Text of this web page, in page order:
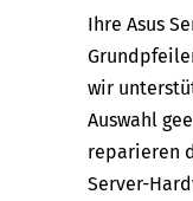
Ihre Asus
wir
Auswahl
reparieren
Server-